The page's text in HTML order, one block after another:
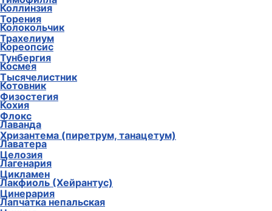
Торения
Трахелиум
Тунбергия
Тысячелистник
Физостегия
Флокс
Хризантема (пиретрум, танацетум)
Целозия
Цикламен
Цинерария
Коллинзия
Колокольчик
Кореопсис
Космея
Котовник
Кохия
Лаванда
Лаватера
Лагенария
Лакфиоль (Хейрантус)
Лапчатка непальская